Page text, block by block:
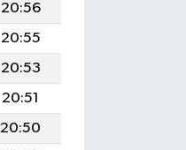
20:56
20:55
20:53
20:51
20:50